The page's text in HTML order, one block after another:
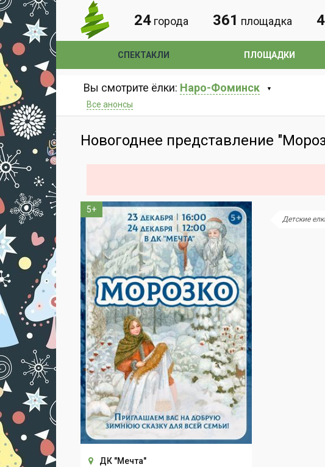
24 города 361 площадка
СПЕКТАКЛИ ПЛОЩАДКИ
Вы смотрите ёлки: Наро-Фоминск
Все анонсы
Новогоднее представление
5+
ДК "Мечта"
Детские